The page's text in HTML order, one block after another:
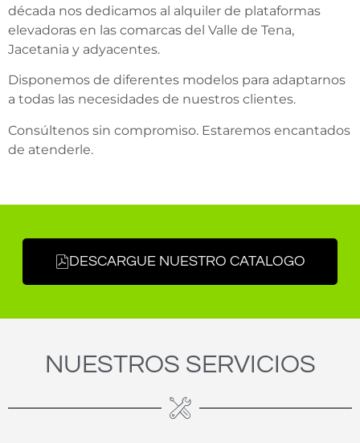
década nos dedicamos al alquiler de plataformas
elevadoras en las comarcas del Valle de Tena,
Jacetania y adyacentes.
Disponemos de diferentes modelos para adaptarnos
a todas las necesidades de nuestros clientes.
Consúltenos sin compromiso. Estaremos encantados
de atenderle.
DESCARGUE NUESTRO CATALOGO
NUESTROS SERVICIOS